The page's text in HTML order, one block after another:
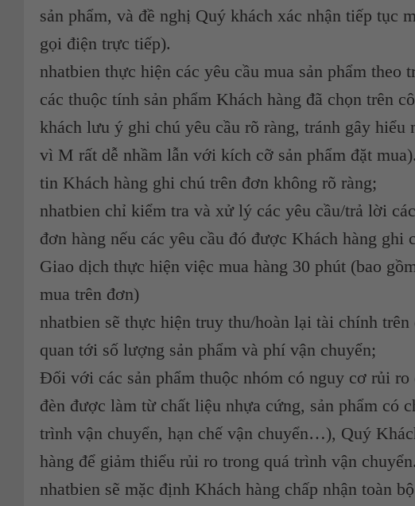
sản phẩm, và đề nghị Quý khách xác nhận tiếp tục
gọi điện trực tiếp).
nhatbien thực hiện các yêu cầu mua sản phẩm
các thuộc tính sản phẩm Khách hàng đã chọn trên
khách lưu ý ghi chú yêu cầu rõ ràng, tránh gây
vì M rất dễ nhầm lẫn với kích cỡ sản phẩm đặt
tin Khách hàng ghi chú trên đơn không rõ ràng;
nhatbien chỉ kiểm tra và xử lý các yêu cầu/trả lời
đơn hàng nếu các yêu cầu đó được Khách hàng
Giao dịch thực hiện việc mua hàng 30 phút (bao
mua trên đơn)
nhatbien sẽ thực hiện truy thu/hoàn lại tài chính
quan tới số lượng sản phẩm và phí vận chuyển;
Đối với các sản phẩm thuộc nhóm có nguy cơ rủi
đèn được làm từ chất liệu nhựa cứng, sản phẩm có
trình vận chuyển, hạn chế vận chuyển…), Quý
hàng để giảm thiểu rủi ro trong quá trình vận
nhatbien sẽ mặc định Khách hàng chấp nhận toàn